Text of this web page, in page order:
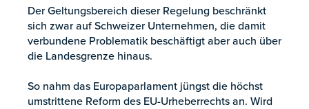
Der Geltungsbereich dieser Regelung beschränkt
sich zwar auf Schweizer Unternehmen, die damit
verbundene Problematik beschäftigt aber auch über
die Landesgrenze hinaus.
So nahm das Europaparlament jüngst die höchst
umstrittene Reform des EU-Urheberrechts an. Wird